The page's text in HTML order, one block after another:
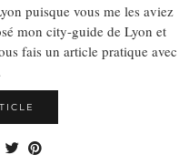
puisque vous me les aviez
mon city-guide de Lyon et
fais un article pratique avec